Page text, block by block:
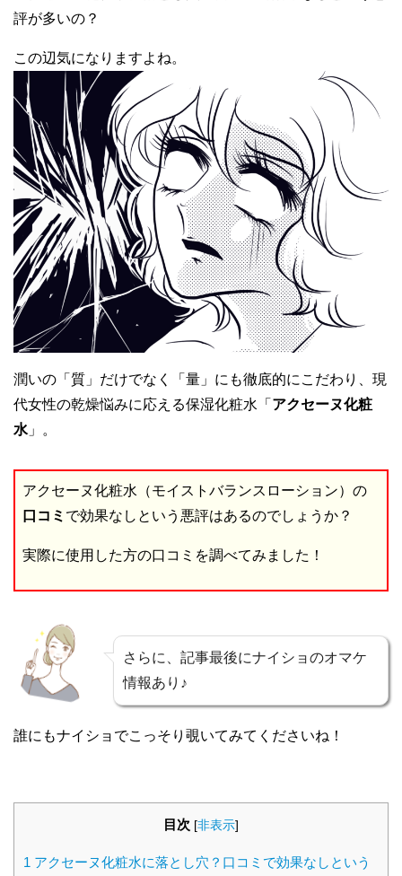
e
b
o
k
er
a
評が多いの？
この辺気になりますよね。
潤いの「質」だけでなく「量」にも徹底的にこだわり、現
代女性の乾燥悩みに応える保湿化粧水「 アクセーヌ化粧
水 」。
アクセーヌ化粧水（モイストバランスローション）の
口コミ で効果なしという悪評はあるのでしょうか？
実際に使用した方の口コミを調べてみました！
さらに、記事最後にナイショのオマケ
情報あり♪
誰にもナイショでこっそり覗いてみてくださいね！
目次 [非表示]
1 アクセーヌ化粧水に落とし穴？口コミで効果なしという